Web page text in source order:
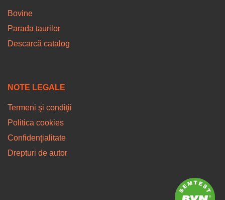
Bovine
Parada taurilor
Descarcă catalog
NOTE LEGALE
Termeni şi condiţii
Politica cookies
Confidenţialitate
Drepturi de autor